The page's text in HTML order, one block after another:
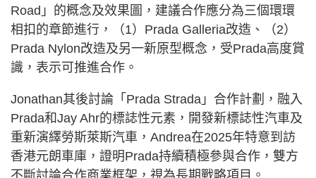
Road」的概念及效果圖，建議合作應分為三個環環
相扣的章節進行，（1）Prada Galleria改造、（2）
Prada Nylon改造及另一新原型概念，受Prada高度賞
識，表示可推進合作。
Jonathan其後討論「Prada Strada」合作計劃，融入
Prada和Jay Ahr的標誌性元素，開發新標誌性汽車及
重新演繹勞斯萊斯汽車，Andrea在2025年特意到訪
香港元朗車庫，證明Prada持續積極參與合作，雙方